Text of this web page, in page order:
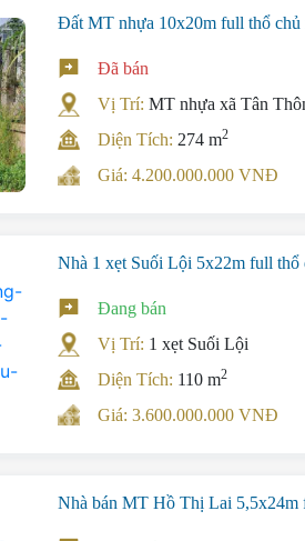
Đất MT nhựa 10x20m full thổ
Đã bán
Vị Trí:MT nhựa xã Tân
Diện Tích: 274 m2
Giá: 4.200.000.000 VNĐ
Nhà 1 xẹt Suối Lội 5x22m full
Đang bán
Vị Trí: 1 xẹt Suối Lội
Diện Tích: 110 m2
Giá: 3.600.000.000 VNĐ
Nhà bán MT Hồ Thị Lai 5,5x24m